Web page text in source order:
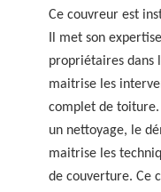
Ce couvreur est
Il met son
propriétaires dans
maitrise les
complet de toiture.
un nettoyage, le
maitrise les
de couverture. Ce